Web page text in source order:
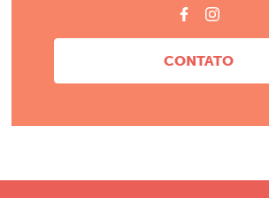
CONTATO